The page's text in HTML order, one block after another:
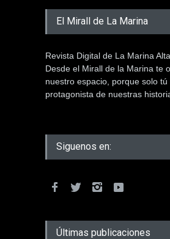
El Mirall de La Marina
Revista Digital de La Marina
Desde el Mirall de la Marina te
nuestro espacio, porque solo tú
protagonista de nuestras
Siguenos en:
Últimas publicaciones